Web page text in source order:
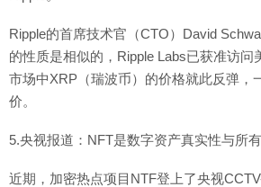
Ripple的首席技术官（CTO）David
的性质是相似的，Ripple Labs已获准访问
市场中XRP（瑞波币）的价格就此反弹，
价。
5.央视报道：NFT是数字资产真实性与所
近期，加密热点项目NTF登上了央视